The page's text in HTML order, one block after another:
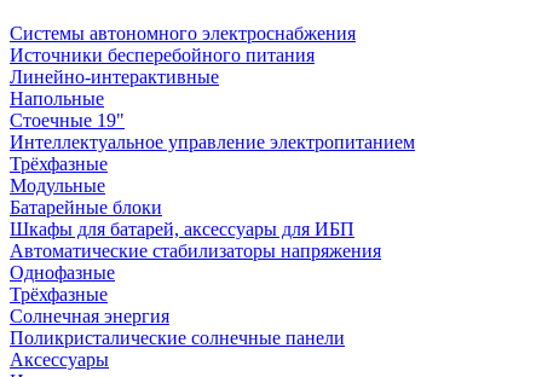
Системы автономного электроснабжения
Источники бесперебойного питания
Линейно-интерактивные
Напольные
Стоечные 19"
Интеллектуальное управление электропитанием
Трёхфазные
Модульные
Батарейные блоки
Шкафы для батарей, аксессуары для ИБП
Автоматические стабилизаторы напряжения
Однофазные
Трёхфазные
Солнечная энергия
Поликристалические солнечные панели
Аксессуары